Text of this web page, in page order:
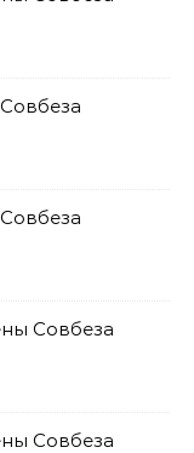
Совбеза
Совбеза